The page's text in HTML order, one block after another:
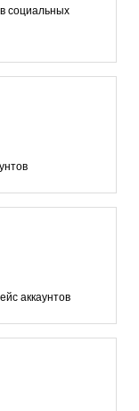
социальных
аккаунтов